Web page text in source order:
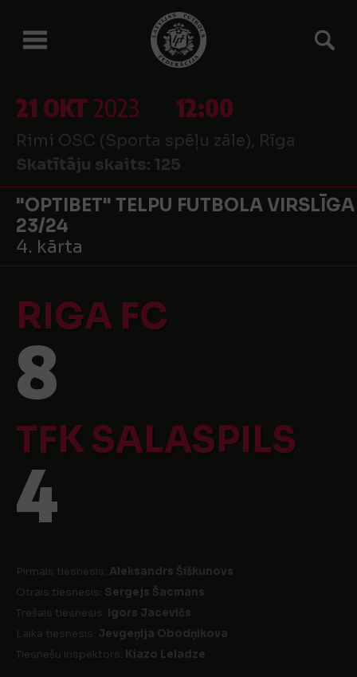
21 OKT2023 12:00
Rimi OSC (Sporta spēļu zāle), Rīga
Skatītāju skaits: 125
"OPTIBET" TELPU FUTBOLA VIRSLĪGA
23/24
4. kārta
RIGA FC
8
TFK SALASPILS
4
Pirmais tiesnesis: Aleksandrs Šiškunovs
Otrais tiesnesis: Sergejs Šacmans
Trešais tiesnesis: Igors Jacevičs
Laika tiesnesis: Jevgeņija Obodņikova
Tiesnešu inspektors: Kiazo Leladze